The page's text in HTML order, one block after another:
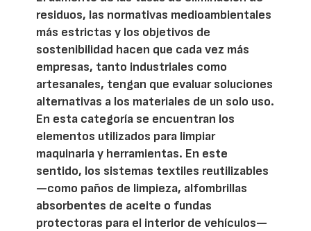
residuos, las normativas medioambientales
más estrictas y los objetivos de
sostenibilidad hacen que cada vez más
empresas, tanto industriales como
artesanales, tengan que evaluar soluciones
alternativas a los materiales de un solo uso.
En esta categoría se encuentran los
elementos utilizados para limpiar
maquinaria y herramientas. En este
sentido, los sistemas textiles reutilizables
—como paños de limpieza, alfombrillas
absorbentes de aceite o fundas
protectoras para el interior de vehículos—